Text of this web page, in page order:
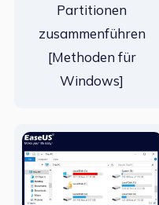
Partitionen
zusammenführen
[Methoden für
Windows]